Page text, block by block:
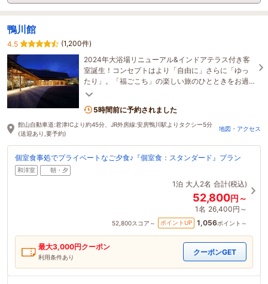
鴨川館
4.5
(1,200件)
2024年大浴場リニューアル&インドアテラス付き客
室誕生！コンセプトはより「自由に」さらに「ゆっ
たり」。「福ごこち」の楽しい旅のひとときをお過
ごし下さいませ。人気の鴨川シーワールドまで徒歩3
5時間前に予約されました
館山自動車道:君津ICより約45分、JR外房線:安房鴨川駅よりタクシー5分
(送迎あり,要予約)
地図・アクセス
個室食事処でプライベートなご夕食♪『個室食：スタンダード』プラン
和洋室 朝・夕
1泊 大人2名 合計(税込)
52,800円～
1名 26,400円～
52,800スコア～ ポイントUP 1,056ポイント～
最大3,000円クーポン
利用条件あり
クーポンGET